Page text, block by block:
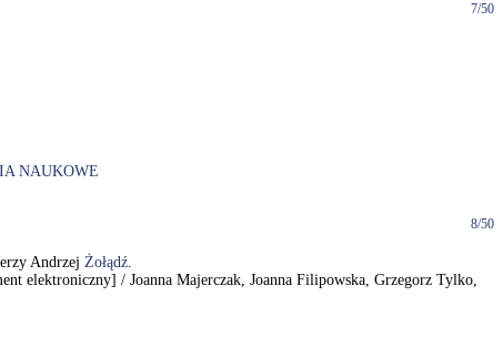
7/50
NAUKOWE
8/50
Andrzej Żołądź.
elektroniczny] / Joanna Majerczak, Joanna Filipowska, Grzegorz Tylko,